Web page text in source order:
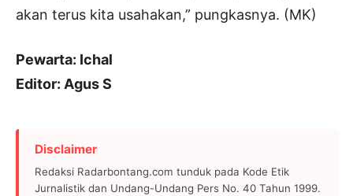
akan terus kita usahakan,” pungkasnya. (MK)
Pewarta: Ichal
Editor: Agus S
Disclaimer
Redaksi Radarbontang.com tunduk pada Kode Etik
Jurnalistik dan Undang-Undang Pers No. 40 Tahun 1999.